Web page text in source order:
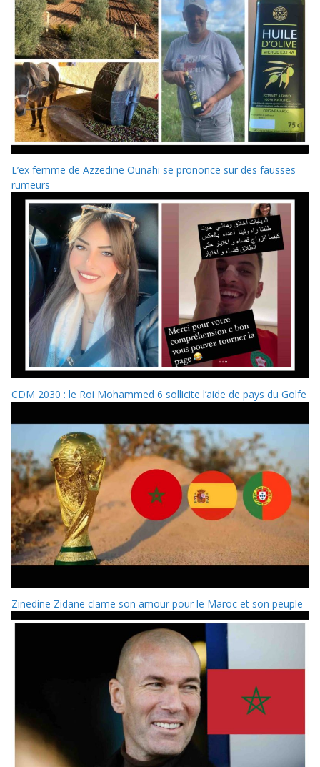
L’ex femme de Azzedine Ounahi se prononce sur des fausses
rumeurs
CDM 2030 : le Roi Mohammed 6 sollicite l’aide de pays du Golfe
Zinedine Zidane clame son amour pour le Maroc et son peuple